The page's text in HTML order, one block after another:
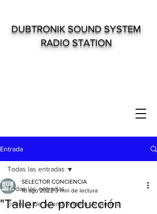
DUBTRONIK SOUND SYSTEM
RADIO STATION
Entrada
Todas las entradas
Eventos de Sound System. Argentina
Todas las entradas
"Taller de producción
SELECTOR CONCIENCIA
10 ago 2022 3 min de lectura